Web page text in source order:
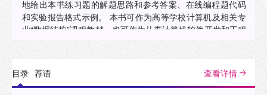
地给出本书练习题的解题思路和参考答案、在线编程题代码
和实验报告格式示例。 本书可作为高等学校计算机及相关专
业“数据结构”课程教材，也可作为从事计算机软件开发和工程
目录 荐语 查看详情